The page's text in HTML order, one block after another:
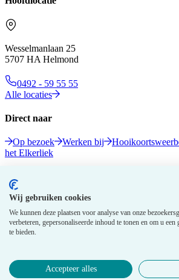
Wij gebruiken cookies
We kunnen deze plaatsen voor analyse van onze
verbeteren, gepersonaliseerde inhoud te tonen en om u
te bieden.
Accepteer alles
Wesselmanlaan 25
5707 HA Helmond
0492 - 59 55 55
Alle locaties
Direct naar
Op bezoek Werken bij
het Elkerliek
Volg ons